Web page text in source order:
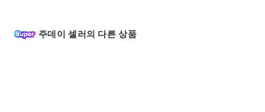
주데이 셀러의 다른 상품